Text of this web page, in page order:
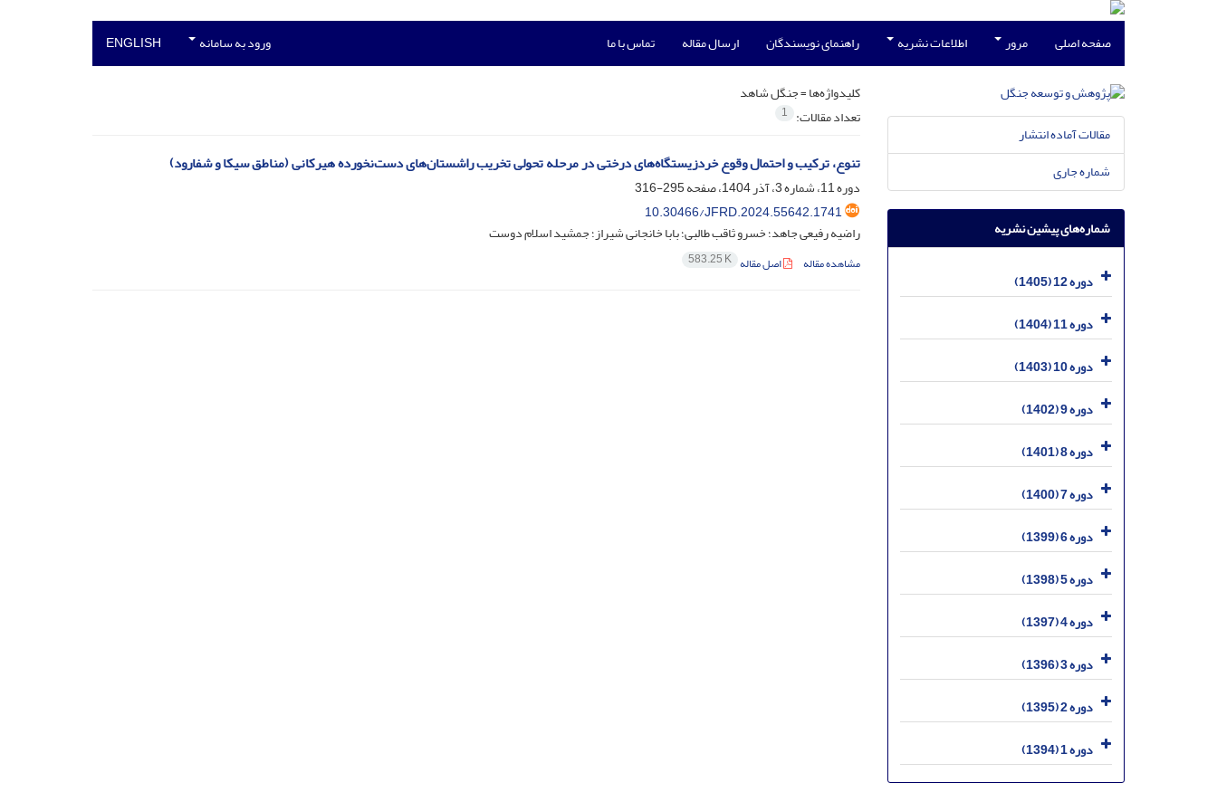
صفحه اصلی مرور اطلاعات نشریه راهنمای نویسندگان ارسال مقاله تماس با ما ورود به سامانه ENGLISH
کلیدواژه‌ها =جنگل شاهد
تعداد مقالات: 1
‌تنوع، ترکیب و احتمال وقوع خردزیستگاه‌های درختی در مرحله تحولی تخریب راشستان‌های دست‌نخورده هیرکانی (مناطق سیکا و شفارود)
دوره 11، شماره 3، آذر 1404، صفحه
295-316
10.30466/JFRD.2024.55642.1741
راضیه رفیعی جاهد؛ خسرو ثاقب طالبی؛ بابا خانجانی شیراز؛ جمشید اسلام دوست
مشاهده مقاله اصل مقاله 583.25 K
مقالات آماده انتشار
شماره جاری
شماره‌های پیشین نشریه
دوره 12 (1405)
دوره 11 (1404)
دوره 10 (1403)
دوره 9 (1402)
دوره 8 (1401)
دوره 7 (1400)
دوره 6 (1399)
دوره 5 (1398)
دوره 4 (1397)
دوره 3 (1396)
دوره 2 (1395)
دوره 1 (1394)